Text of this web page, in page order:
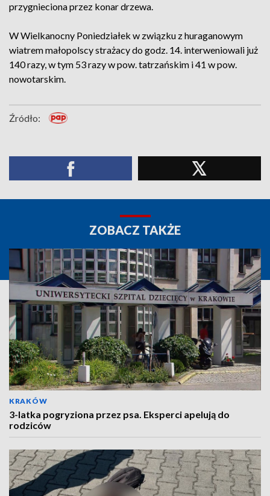
przygnieciona przez konar drzewa.
W Wielkanocny Poniedziałek w związku z huraganowym
wiatrem małopolscy strażacy do godz. 14. interweniowali już
140 razy, w tym 53 razy w pow. tatrzańskim i 41 w pow.
nowotarskim.
Źródło:
ZOBACZ TAKŻE
KRAKÓW
3-latka pogryziona przez psa. Eksperci apelują do
rodziców